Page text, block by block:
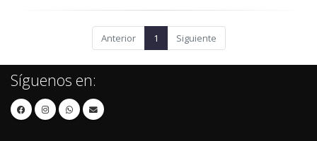
Anterior 1 Siguiente
Síguenos en: